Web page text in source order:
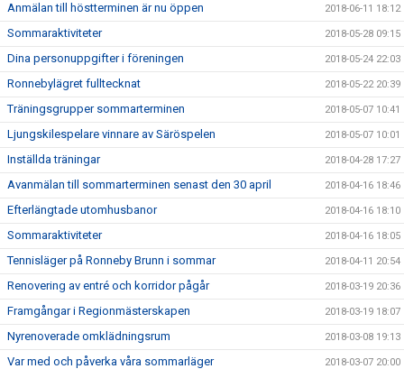
Anmälan till höstterminen är nu öppen 2018-06-11 18:12
Sommaraktiviteter 2018-05-28 09:15
Dina personuppgifter i föreningen 2018-05-24 22:03
Ronnebylägret fulltecknat 2018-05-22 20:39
Träningsgrupper sommarterminen 2018-05-07 10:41
Ljungskilespelare vinnare av Säröspelen 2018-05-07 10:01
Inställda träningar 2018-04-28 17:27
Avanmälan till sommarterminen senast den 30 april 2018-04-16 18:46
Efterlängtade utomhusbanor 2018-04-16 18:10
Sommaraktiviteter 2018-04-16 18:05
Tennisläger på Ronneby Brunn i sommar 2018-04-11 20:54
Renovering av entré och korridor pågår 2018-03-19 20:36
Framgångar i Regionmästerskapen 2018-03-19 18:07
Nyrenoverade omklädningsrum 2018-03-08 19:13
Var med och påverka våra sommarläger 2018-03-07 20:00